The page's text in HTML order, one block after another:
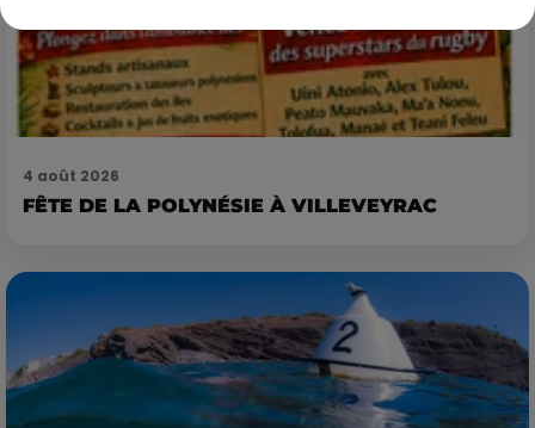
4 août 2026
FÊTE DE LA POLYNÉSIE À VILLEVEYRAC